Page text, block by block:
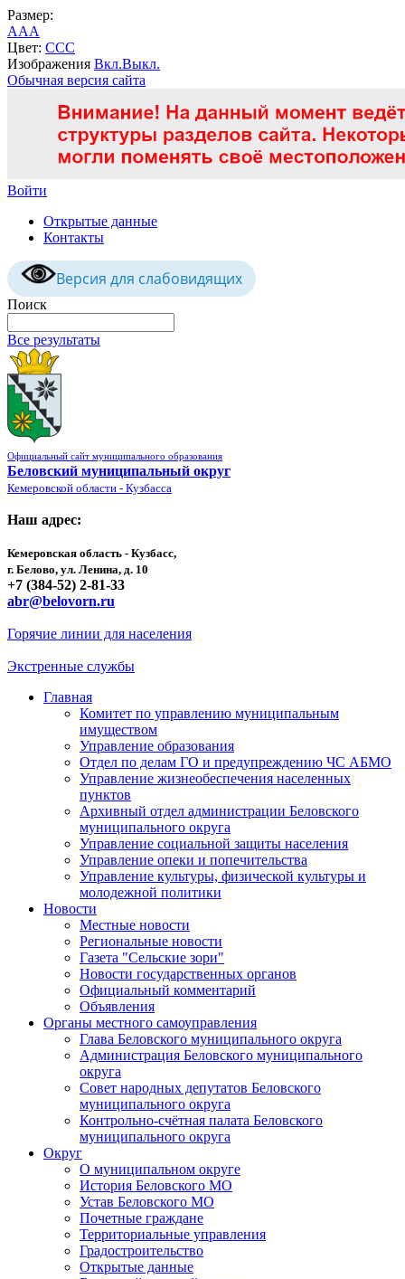
Размер:
AAA
Цвет: CCC
Изображения Вкл.Выкл.
Обычная версия сайта
Войти
Открытые данные
Контакты
Версия для слабовидящих
Поиск
Все результаты
Официальный сайт муниципального образования
Беловский муниципальный округ
Кемеровской области - Кузбасса
Наш адрес:
Кемеровская область - Кузбасс,
г. Белово, ул. Ленина, д. 10
+7 (384-52) 2-81-33
abr@belovorn.ru
Горячие линии для населения
Экстренные службы
Главная
Комитет по управлению муниципальным
имуществом
Управление образования
Отдел по делам ГО и предупреждению ЧС АБМО
Управление жизнеобеспечения населенных
пунктов
Архивный отдел администрации Беловского
муниципального округа
Управление социальной защиты населения
Управление опеки и попечительства
Управление культуры, физической культуры и
молодежной политики
Новости
Местные новости
Региональные новости
Газета "Сельские зори"
Новости государственных органов
Официальный комментарий
Объявления
Органы местного самоуправления
Глава Беловского муниципального округа
Администрация Беловского муниципального
округа
Совет народных депутатов Беловского
муниципального округа
Контрольно-счётная палата Беловского
муниципального округа
Округ
О муниципальном округе
История Беловского МО
Устав Беловского МО
Почетные граждане
Территориальные управления
Градостроительство
Открытые данные